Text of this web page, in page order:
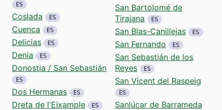
ES
Coslada ES
Cuenca ES
Delicias ES
Denia ES
Donostia / San Sebastián
ES
Dos Hermanas ES
Dreta de l'Eixample ES
San Bartolomé de
Tirajana
ES
San Blas-Canillejas ES
San Fernando ES
San Sebastián de los
Reyes
ES
San Vicent del Raspeig
ES
Sanlúcar de Barrameda